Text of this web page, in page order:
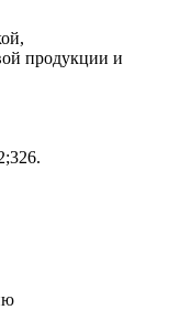
продукции и